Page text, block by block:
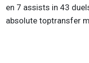
en 7 assists in 43
absolute toptransfer